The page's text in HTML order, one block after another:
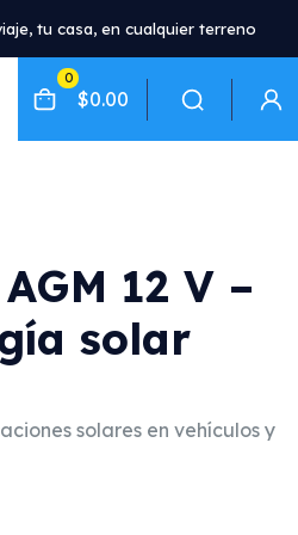
tu casa, en cualquier terreno
0
$0.00
12 V –
solar
solares en vehículos y